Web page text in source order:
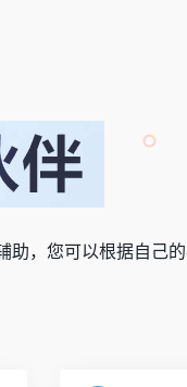
，您可以根据自己的